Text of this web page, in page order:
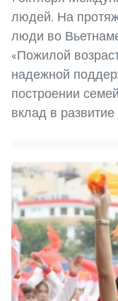
людей. На
люди во
«Пожилой
надежной
построении
вклад в